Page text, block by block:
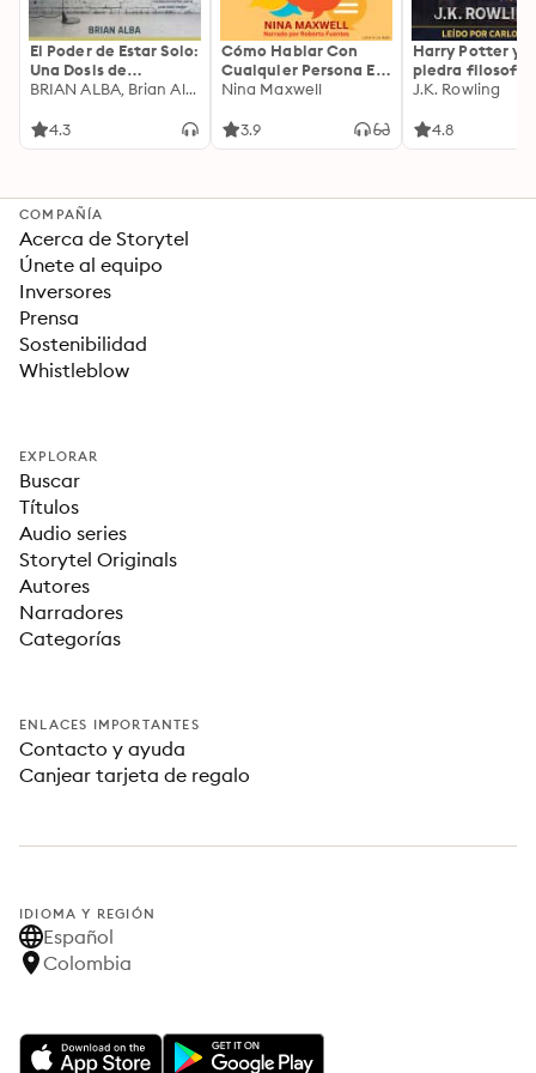
El Poder de Estar Solo:
Una Dosis de
Motivación
Ideas Revolucionarias
BRIAN ALBA, Brian Alba
4.3
Cómo Hablar Con
Cualquier Persona En
Cualquier Lugar Y En
Nina Maxwell
3.9
Harry Potter y
piedra filosofal
J.K. Rowling
4.8
COMPAÑÍA
Acerca de Storytel
Únete al equipo
Inversores
Prensa
Sostenibilidad
Whistleblow
EXPLORAR
Buscar
Títulos
Audio series
Storytel Originals
Autores
Narradores
Categorías
ENLACES IMPORTANTES
Contacto y ayuda
Canjear tarjeta de regalo
IDIOMA Y REGIÓN
Español
Colombia